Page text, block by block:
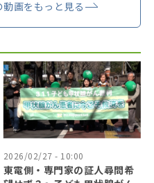
画をもっと見る
2026/02/27 - 10:00
東電側・専門家の証人尋問希